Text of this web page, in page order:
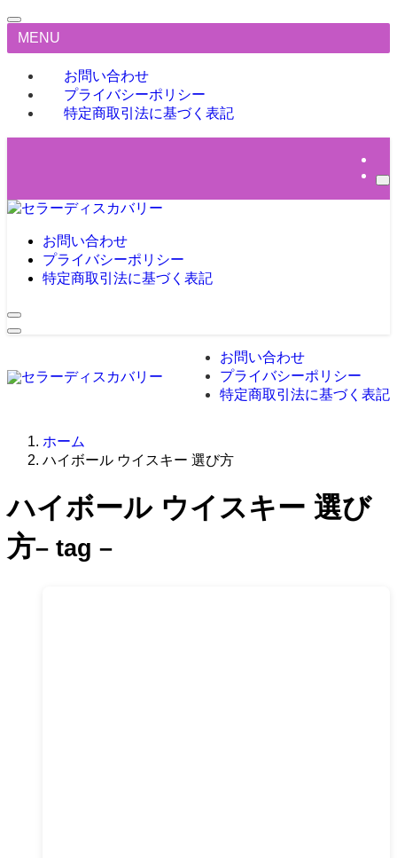
MENU
お問い合わせ
プライバシーポリシー
特定商取引法に基づく表記
お問い合わせ
プライバシーポリシー
特定商取引法に基づく表記
お問い合わせ
プライバシーポリシー
特定商取引法に基づく表記
ホーム
ハイボール ウイスキー 選び方
ハイボール ウイスキー 選び
方– tag –